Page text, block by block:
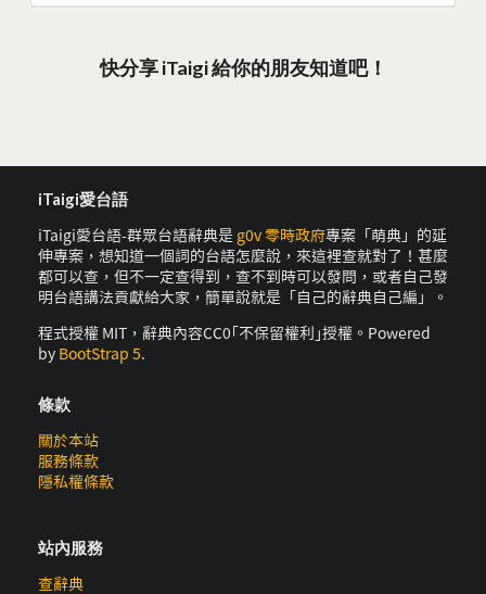
快分享 iTaigi 給你的朋友知道吧！
iTaigi愛台語
iTaigi愛台語-群眾台語辭典是 g0v 零時政府專案「萌典」的延
伸專案，想知道一個詞的台語怎麼說，來這裡查就對了！甚麼
都可以查，但不一定查得到，查不到時可以發問，或者自己發
明台語講法貢獻給大家，簡單說就是「自己的辭典自己編」。
程式授權 MIT，辭典內容CC0｢不保留權利｣授權。Powered
by BootStrap 5.
條款
關於本站
服務條款
隱私權條款
站內服務
查辭典